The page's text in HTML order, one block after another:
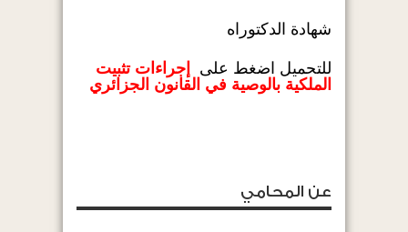
شهادة الدكتوراه
للتحميل اضغط على
إجراءات تثبيت
الملكية بالوصية في القانون الجزائري
عن المحامي